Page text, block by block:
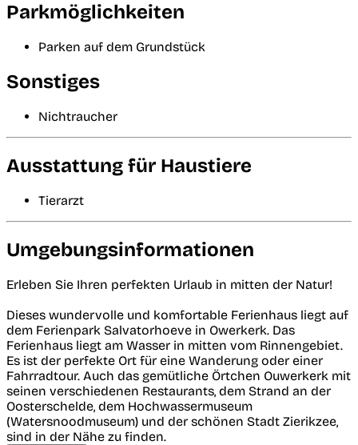
Parkmöglichkeiten
Parken auf dem Grundstück
Sonstiges
Nichtraucher
Ausstattung für Haustiere
Tierarzt
Umgebungsinformationen
Erleben Sie Ihren perfekten Urlaub in mitten der Natur!
Dieses wundervolle und komfortable Ferienhaus liegt auf
dem Ferienpark Salvatorhoeve in Owerkerk. Das
Ferienhaus liegt am Wasser in mitten vom Rinnengebiet.
Es ist der perfekte Ort für eine Wanderung oder einer
Fahrradtour. Auch das gemütliche Örtchen Ouwerkerk mit
seinen verschiedenen Restaurants, dem Strand an der
Oosterschelde, dem Hochwassermuseum
(Watersnoodmuseum) und der schönen Stadt Zierikzee,
sind in der Nähe zu finden.